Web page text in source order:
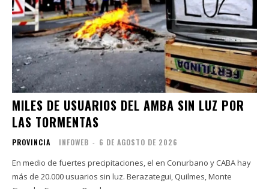
MILES DE USUARIOS DEL AMBA SIN LUZ POR
LAS TORMENTAS
PROVINCIA INFOWEB - 6 DE AGOSTO DE 2026
En medio de fuertes precipitaciones, el en Conurbano y CABA hay
más de 20.000 usuarios sin luz. Berazategui, Quilmes, Monte